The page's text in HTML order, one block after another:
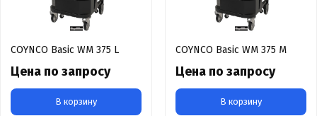
COYNCO Basic WM 375 L
Цена по запросу
В корзину
COYNCO Basic WM 375 M
Цена по запросу
В корзину